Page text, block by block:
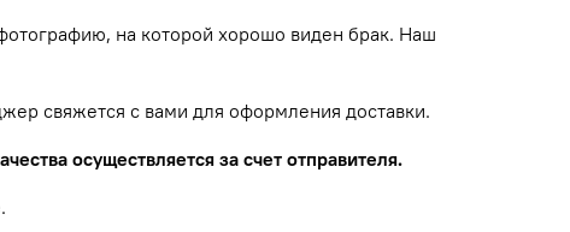
на которой хорошо виден брак. Наш
свяжется с вами для оформления доставки.
осуществляется за счет отправителя.